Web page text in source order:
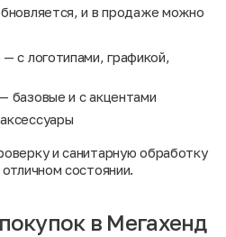
и в продаже можно
— с логотипами, графикой,
— базовые и с акцентами
и санитарную обработку
состоянии.
в Мегахенд